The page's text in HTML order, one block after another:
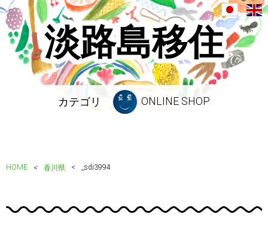
淡路島移住
カテゴリ ONLINE SHOP
HOME 香川県 _sdi3994